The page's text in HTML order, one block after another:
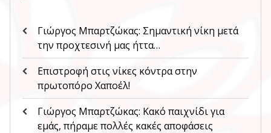
Γιώργος Μπαρτζώκας: Σημαντική νίκη μετά
την προχτεσινή μας ήττα…
Επιστροφή στις νίκες κόντρα στην
πρωτοπόρο Χαποέλ!
Γιώργος Μπαρτζώκας: Κακό παιχνίδι για
εμάς, πήραμε πολλές κακές αποφάσεις